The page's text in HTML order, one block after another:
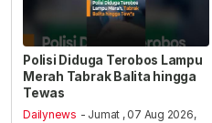
Polisi Diduga Terobos Lampu
Merah Tabrak Balita hingga
Tewas
Dailynews - Jumat , 07 Aug 2026,